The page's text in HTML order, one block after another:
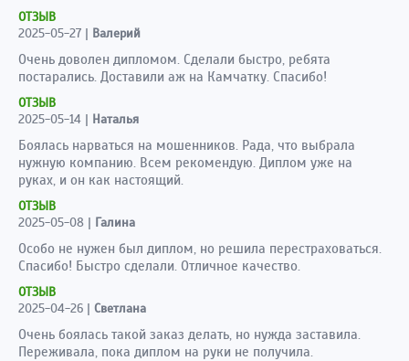
ОТЗЫВ
2025-05-27 | Валерий
Очень доволен дипломом. Сделали быстро, ребята
постарались. Доставили аж на Камчатку. Спасибо!
ОТЗЫВ
2025-05-14 | Наталья
Боялась нарваться на мошенников. Рада, что выбрала
нужную компанию. Всем рекомендую. Диплом уже на
руках, и он как настоящий.
ОТЗЫВ
2025-05-08 | Галина
Особо не нужен был диплом, но решила перестраховаться.
Спасибо! Быстро сделали. Отличное качество.
ОТЗЫВ
2025-04-26 | Светлана
Очень боялась такой заказ делать, но нужда заставила.
Переживала, пока диплом на руки не получила.